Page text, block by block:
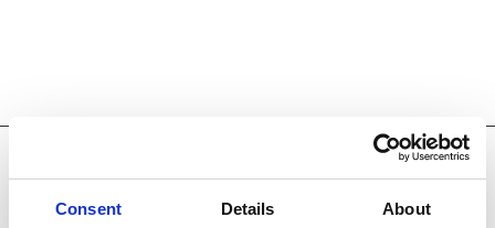
Consent Details About
Udvalgte kunder